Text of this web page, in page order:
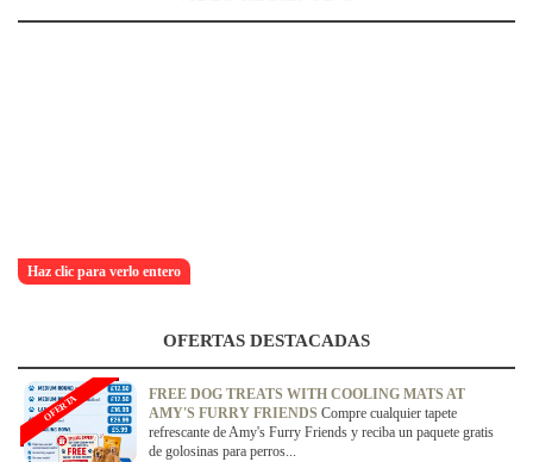
Haz clic para verlo entero
OFERTAS DESTACADAS
FREE DOG TREATS WITH COOLING MATS AT
AMY'S FURRY FRIENDS Compre cualquier tapete
refrescante de Amy's Furry Friends y reciba un paquete gratis
de golosinas para perros...
OFERTA